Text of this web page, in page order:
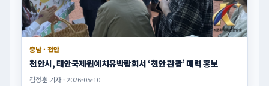
충남 · 천안
천안시, 태안국제원예치유박람회서 ‘천안 관광’ 매력 홍보
김정훈 기자 · 2026-05-10